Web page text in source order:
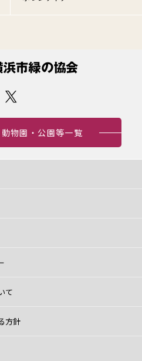
物園・公園等一覧
て
方針